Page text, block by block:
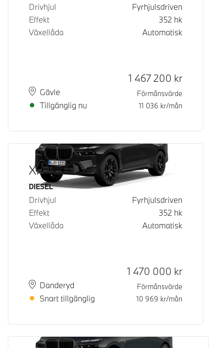
Drivhjul
Fyrhjulsdriven
Effekt
352 hk
Växellåda
Automatisk
PlatsGävle
Leveranstid
Tillgänglig nu
Kontantpris
1 467 200 kr
Förmånsvärde
11 036 kr/mån
X7 xDrive40d
Bränsle
DIESEL
Drivhjul
Fyrhjulsdriven
Effekt
352 hk
Växellåda
Automatisk
PlatsDanderyd
Leveranstid
Snart tillgänglig
Kontantpris
1 470 000 kr
Förmånsvärde
10 969 kr/mån